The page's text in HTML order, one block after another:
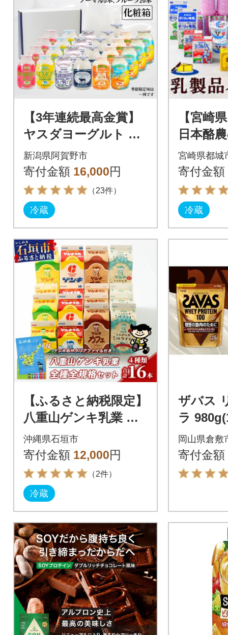
【3年連続最高金賞】
ヤスダヨーグルト ミ
ニミニバラエティセ
ット 150g×25本
新潟県阿賀野市
寄付金額 16,000円
（23件）
冷蔵
【宮崎
日本酪
品バラ
宮崎県都城
寄付金額
冷蔵
【ふるさと納税限定】
八重山ゲンキ乳業 オ
ールスターセット
沖縄県石垣市
寄付金額 12,000円
（2件）
冷蔵
ザバス
ラ
プロテ
テイン
岡山県倉敷
寄付金額